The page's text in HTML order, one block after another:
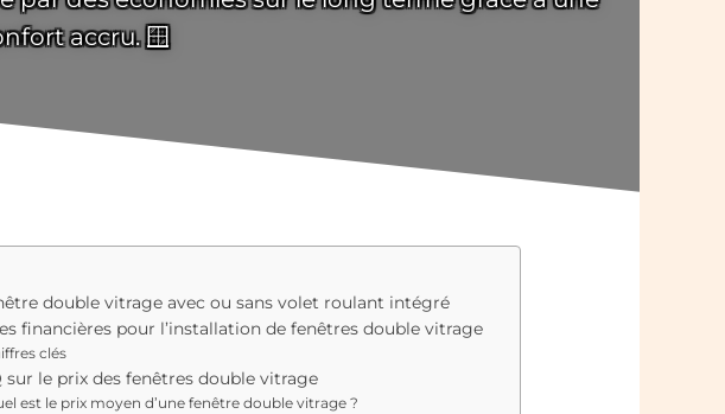
accru. 🪟
double vitrage avec ou sans volet roulant intégré
financières pour l’installation de fenêtres double vitrage
clés
sur le prix des fenêtres double vitrage
est le prix moyen d’une fenêtre double vitrage ?